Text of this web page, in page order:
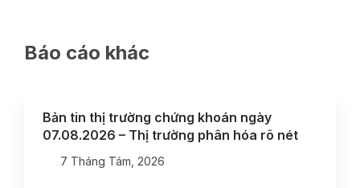
Báo cáo khác
Bản tin thị trường chứng khoán ngày
07.08.2026 – Thị trường phân hóa rõ nét
7 Tháng Tám, 2026